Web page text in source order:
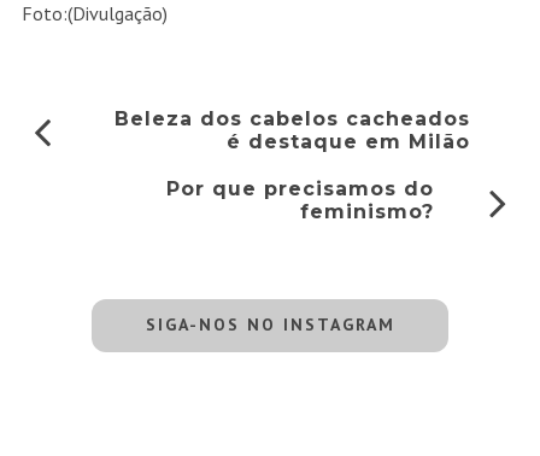
Foto:(Divulgação)
Beleza dos cabelos cacheados
é destaque em Milão
Por que precisamos do
feminismo?
SIGA-NOS NO INSTAGRAM